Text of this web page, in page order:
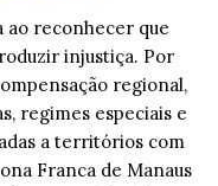
ao reconhecer que
injustiça. Por
regional,
regimes especiais e
a territórios com
Franca de Manaus